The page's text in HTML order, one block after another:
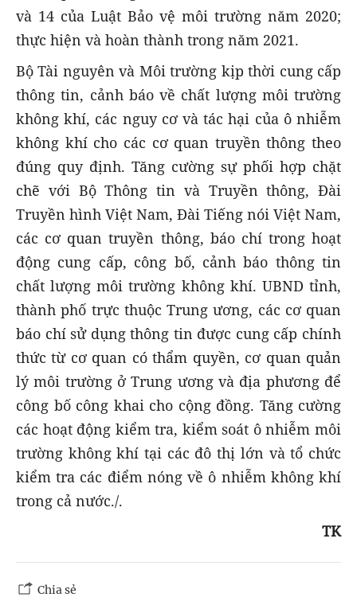
và 14 của Luật Bảo vệ môi trường năm 2020;
thực hiện và hoàn thành trong năm 2021.
Bộ Tài nguyên và Môi trường kịp thời cung cấp
thông tin, cảnh báo về chất lượng môi trường
không khí, các nguy cơ và tác hại của ô nhiễm
không khí cho các cơ quan truyền thông theo
đúng quy định. Tăng cường sự phối hợp chặt
chẽ với Bộ Thông tin và Truyền thông, Đài
Truyền hình Việt Nam, Đài Tiếng nói Việt Nam,
các cơ quan truyền thông, báo chí trong hoạt
động cung cấp, công bố, cảnh báo thông tin
chất lượng môi trường không khí. UBND tỉnh,
thành phố trực thuộc Trung ương, các cơ quan
báo chí sử dụng thông tin được cung cấp chính
thức từ cơ quan có thẩm quyền, cơ quan quản
lý môi trường ở Trung ương và địa phương để
công bố công khai cho cộng đồng. Tăng cường
các hoạt động kiểm tra, kiểm soát ô nhiễm môi
trường không khí tại các đô thị lớn và tổ chức
kiểm tra các điểm nóng về ô nhiễm không khí
trong cả nước./.
TK
Chia sẻ